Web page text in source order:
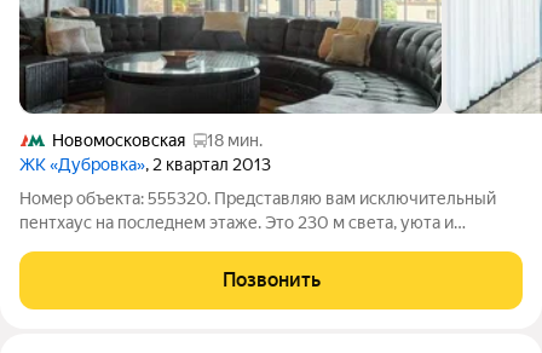
Новомосковская
18 мин.
ЖК «Дубровка», 2 квартал 2013
Номер объекта: 555320. Представляю вам исключительный
пентхаус на последнем этаже. Это 230 м света, уюта и
встречается с передовыми инженерными решениями.
ИНТЕРЬЕР И ОТДЕЛКА Здесь использованы
Позвонить